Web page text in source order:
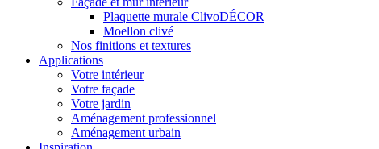
Plaquette murale ClivoDÉCOR
Moellon clivé
Nos finitions et textures
Applications
Votre intérieur
Votre façade
Votre jardin
Aménagement professionnel
Aménagement urbain